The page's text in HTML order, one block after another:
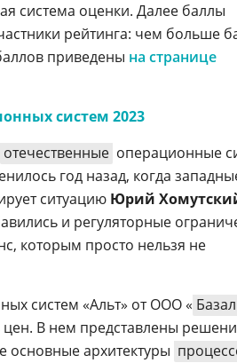
система оценки. Далее баллы
рейтинга: чем больше
приведены на странице
систем 2023
отечественные операционные
год назад, когда
ситуацию Юрий
и регуляторные
которым просто нельзя не
систем «Альт» от ООО «
В нем представлены
основные архитектуры